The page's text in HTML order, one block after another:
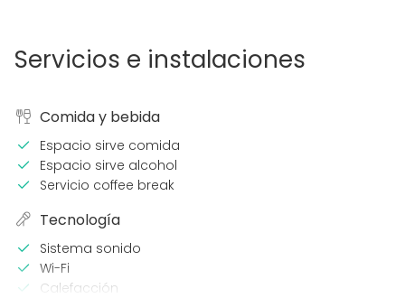
Servicios e instalaciones
Comida y bebida
Espacio sirve comida
Espacio sirve alcohol
Servicio coffee break
Tecnología
Sistema sonido
Wi-Fi
Calefacción